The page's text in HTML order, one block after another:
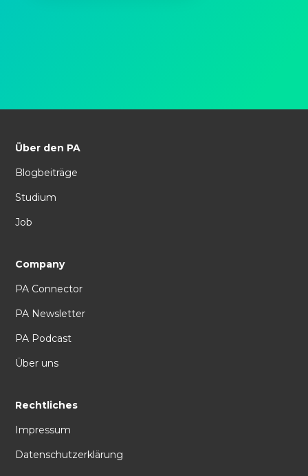
Über den PA
Blogbeiträge
Studium
Job
Company
PA Connector
PA Newsletter
PA Podcast
Über uns
Rechtliches
Impressum
Datenschutzerklärung